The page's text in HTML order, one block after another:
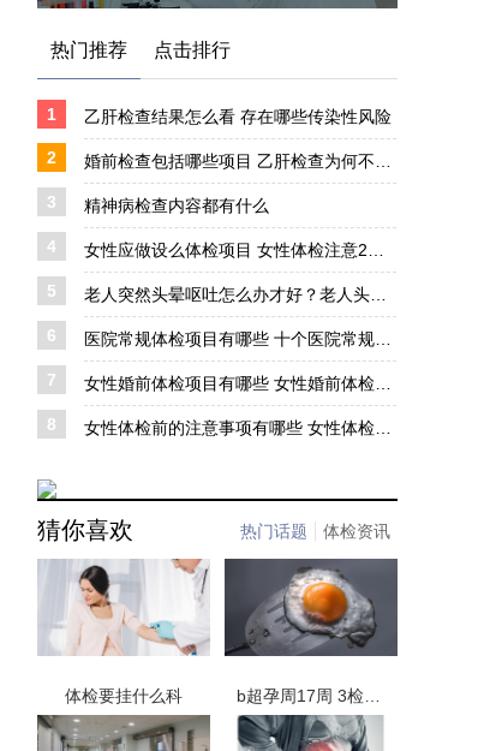
热门推荐 点击排行
1 乙肝检查结果怎么看 存在哪些传染性风险
2
3 精神病检查内容都有什么
4
5
6
7
8
猜你喜欢 热门话题 体检资讯
体检要挂什么科